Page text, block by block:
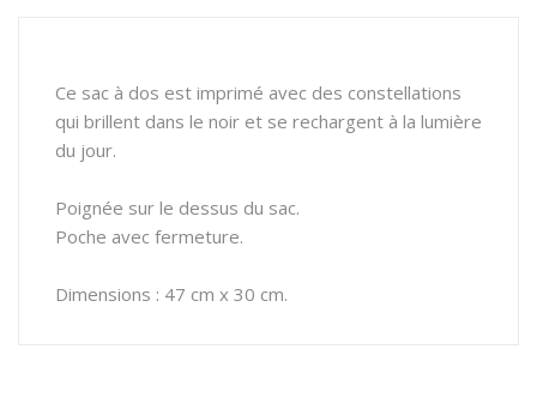
Ce sac à dos est imprimé avec des constellations
qui brillent dans le noir et se rechargent à la lumière
du jour.
Poignée sur le dessus du sac.
Poche avec fermeture.
Dimensions : 47 cm x 30 cm.